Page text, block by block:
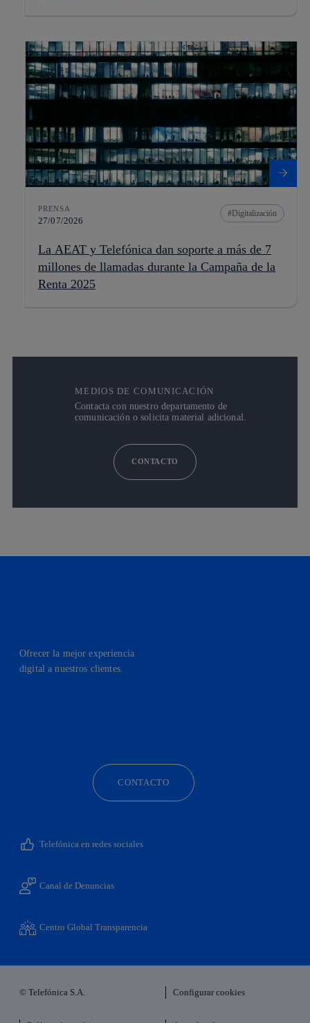
PRENSA
27/07/2026
Digitalización
La AEAT y Telefónica dan soporte a más de 7
millones de llamadas durante la Campaña de la
Renta 2025
MEDIOS DE COMUNICACIÓN
Contacta con nuestro departamento de
comunicación o solicita material adicional.
CONTACTO
Ofrecer la mejor experiencia
digital a nuestros clientes.
CONTACTO
Telefónica en redes sociales
Canal de Denuncias
Centro Global Transparencia
© Telefónica S.A. Configurar cookies